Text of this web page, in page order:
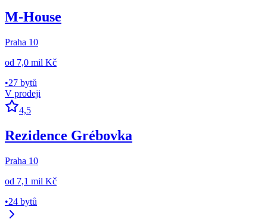
M-House
Praha 10
od 7,0 mil Kč
•27 bytů
V prodeji
4,5
Rezidence Grébovka
Praha 10
od 7,1 mil Kč
•24 bytů